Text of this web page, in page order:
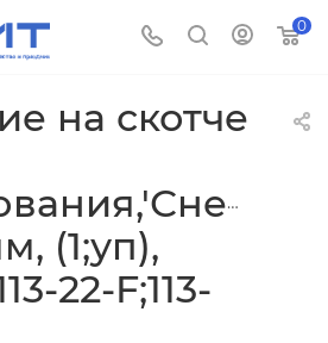
0
на скотче
(1;уп),
22-F;113-